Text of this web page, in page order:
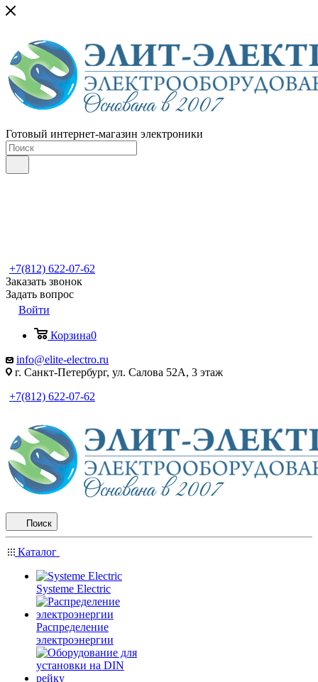
Готовый интернет-магазин электроники
+7(812) 622-07-62
Заказать звонок
Задать вопрос
Войти
Корзина0
info@elite-electro.ru
г. Санкт-Петербург, ул. Салова 52А, 3 этаж
+7(812) 622-07-62
Поиск
Каталог
Systeme Electric
Распределение
электроэнергии